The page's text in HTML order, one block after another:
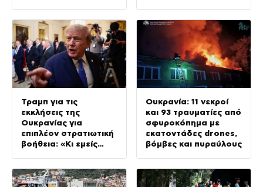
Τραμπ για τις
εκκλήσεις της
Ουκρανίας για
επιπλέον στρατιωτική
βοήθεια: «Κι εμείς
Ουκρανία: 11 νεκροί
και 93 τραυματίες από
σφυροκόπημα με
εκατοντάδες drones,
βόμβες και πυραύλους